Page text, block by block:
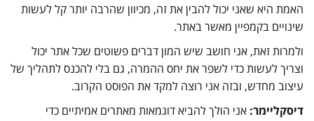
האמת היא שאני יכול להבין את זה, מכיוון שהרבה יותר קל לעשות
שינויים בקמפיין מאשר באתר.
ולמרות זאת, אני חושב שיש המון דברים פשוטים שכל אתר יכול
וצריך לעשות כדי לשפר את יחס ההמרה, גם בלי להכנס לתהליך של
עיצוב מחדש, ובזה אני רוצה למקד את הפוסט הקרוב.
דיסקליימר: אני הולך להביא דוגמאות מאתרים אמיתיים כדי